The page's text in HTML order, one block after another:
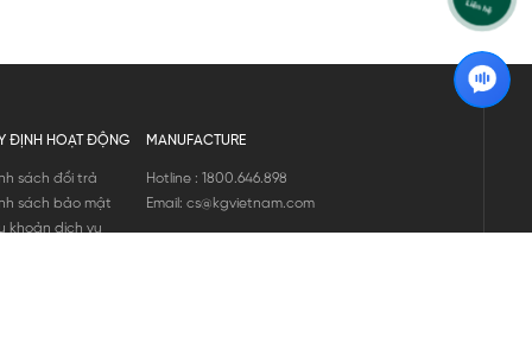
ĐỊNH HOẠT ĐỘNG
sách đổi trả
sách bảo mật
khoản dịch vụ
MANUFACTURE
Hotline : 1800.646.898
Email: cs@kgvietnam.com